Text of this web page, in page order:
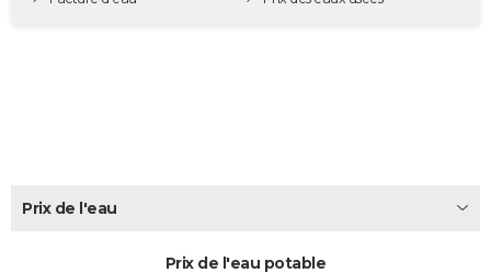
Carte de Noël
Carte Bonne année
Carte Saint-Valentin
Carte Pâques
Carte d'anniversaire
DICTIONNAIRE
Prix de l'eau
Prix de l'eau potable